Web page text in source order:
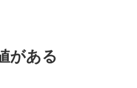
がある